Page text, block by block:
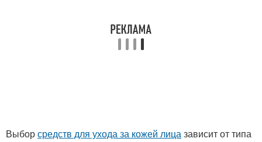
Выборсредств для ухода за кожей лицазависит от типа